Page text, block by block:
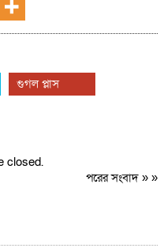
গুগল প্লাস
closed.
পরের সংবাদ» »